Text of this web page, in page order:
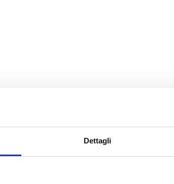
Dettagli